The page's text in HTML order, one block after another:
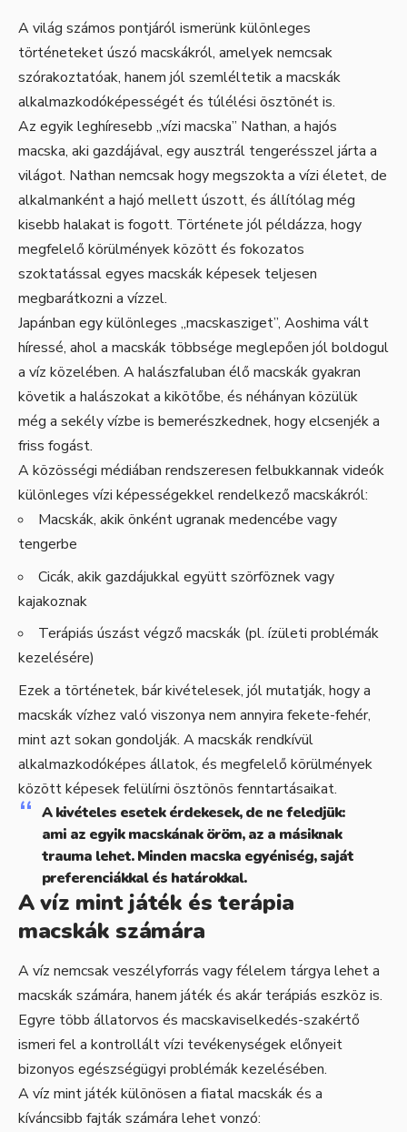
A világ számos pontjáról ismerünk különleges
történeteket úszó macskákról, amelyek nemcsak
szórakoztatóak, hanem jól szemléltetik a macskák
alkalmazkodóképességét és túlélési ösztönét is.
Az egyik leghíresebb „vízi macska” Nathan, a hajós
macska, aki gazdájával, egy ausztrál tengerésszel járta a
világot. Nathan nemcsak hogy megszokta a vízi életet, de
alkalmanként a hajó mellett úszott, és állítólag még
kisebb halakat is fogott. Története jól példázza, hogy
megfelelő körülmények között és fokozatos
szoktatással egyes macskák képesek teljesen
megbarátkozni a vízzel.
Japánban egy különleges „macskasziget”, Aoshima vált
híressé, ahol a macskák többsége meglepően jól boldogul
a víz közelében. A halászfaluban élő macskák gyakran
követik a halászokat a kikötőbe, és néhányan közülük
még a sekély vízbe is bemerészkednek, hogy elcsenjék a
friss fogást.
A közösségi médiában rendszeresen felbukkannak videók
különleges vízi képességekkel rendelkező macskákról:
Macskák, akik önként ugranak medencébe vagy
tengerbe
Cicák, akik gazdájukkal együtt szörföznek vagy
kajakoznak
Terápiás úszást végző macskák (pl. ízületi problémák
kezelésére)
Ezek a történetek, bár kivételesek, jól mutatják, hogy a
macskák vízhez való viszonya nem annyira fekete-fehér,
mint azt sokan gondolják. A macskák rendkívül
alkalmazkodóképes állatok, és megfelelő körülmények
között képesek felülírni ösztönös fenntartásaikat.
A kivételes esetek érdekesek, de ne feledjük:
ami az egyik macskának öröm, az a másiknak
trauma lehet. Minden macska egyéniség, saját
preferenciákkal és határokkal.
A víz mint játék és terápia
macskák számára
A víz nemcsak veszélyforrás vagy félelem tárgya lehet a
macskák számára, hanem játék és akár terápiás eszköz is.
Egyre több állatorvos és macskaviselkedés-szakértő
ismeri fel a kontrollált vízi tevékenységek előnyeit
bizonyos egészségügyi problémák kezelésében.
A víz mint játék különösen a fiatal macskák és a
kíváncsibb fajták számára lehet vonzó: